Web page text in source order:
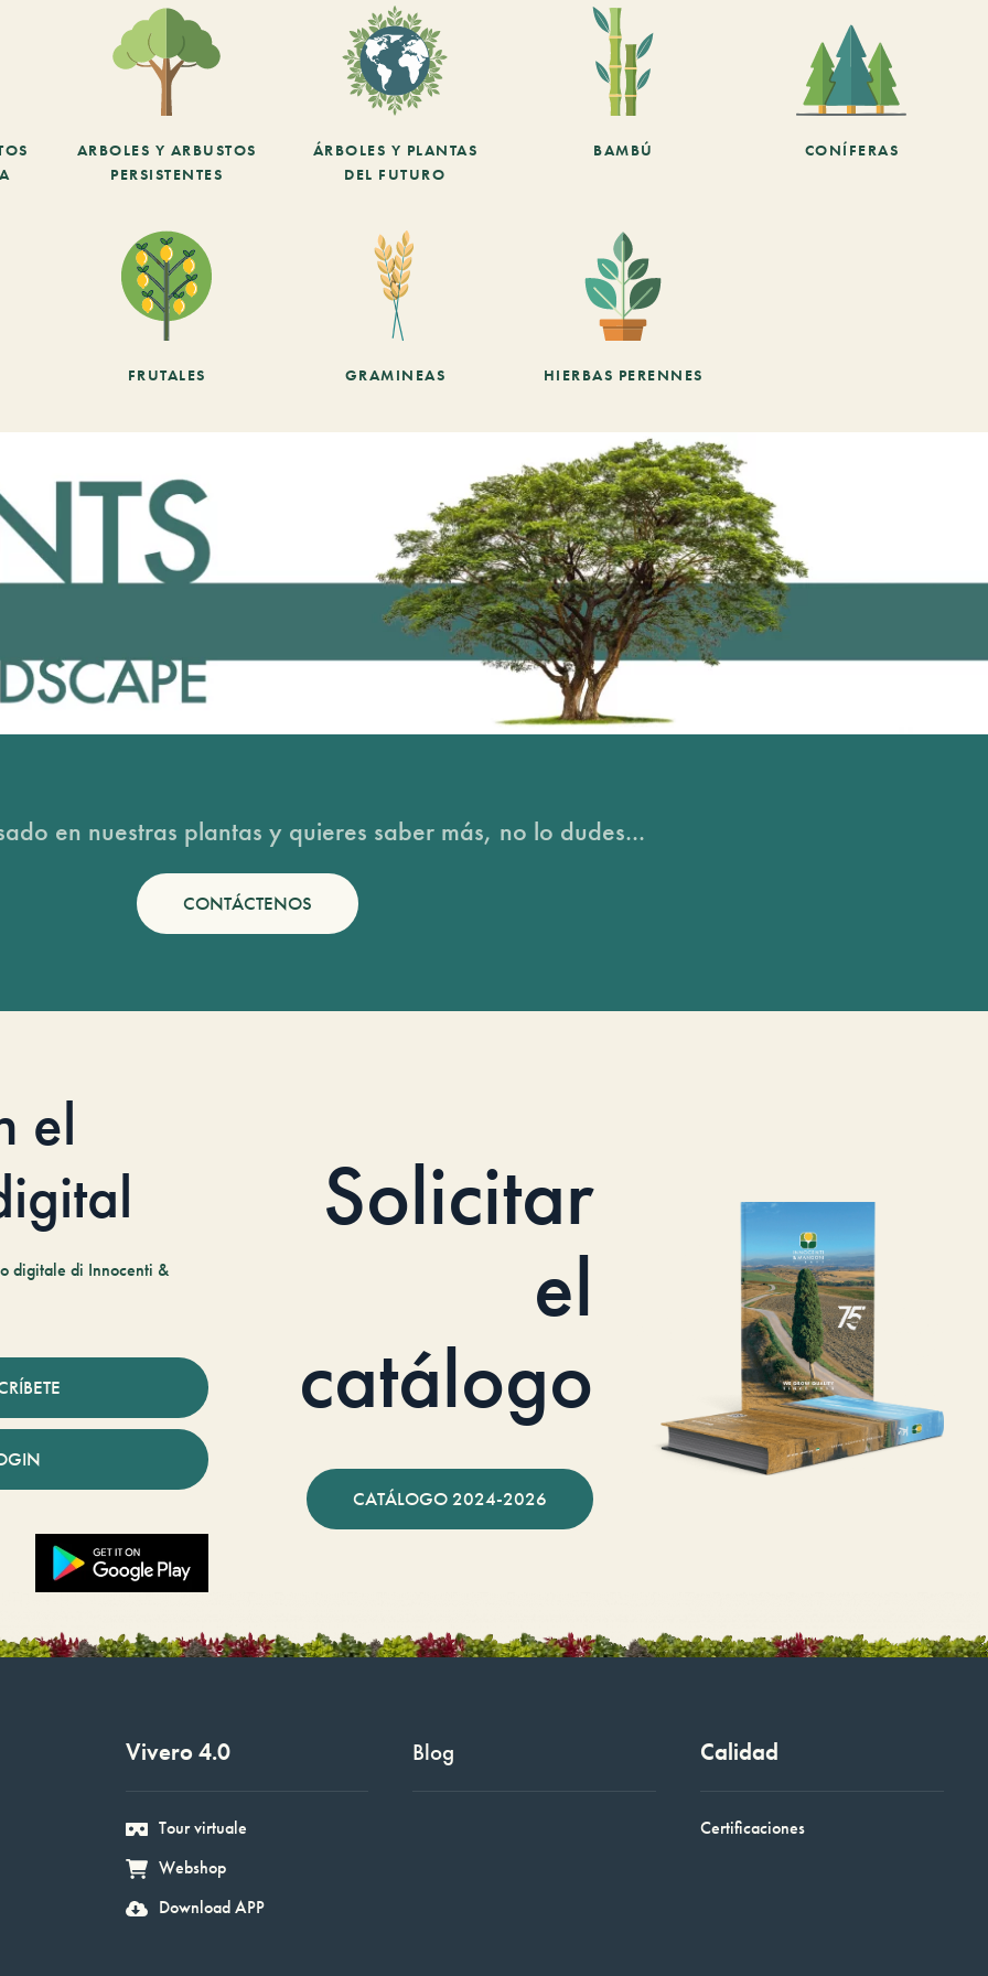
ARBOLES Y ARBUSTOS
PERSISTENTES
ÁRBOLES Y PLANTAS
DEL FUTURO
BAMBÚ CONÍFERAS
FRUTALES GRAMINEAS HIERBAS PERENNES
en nuestras plantas y quieres saber más, no lo dudes...
CONTÁCTENOS
el
digitale di Innocenti &
Solicitar
el
catálogo
CATÁLOGO 2024-2026
Vivero 4.0
Tour virtuale
Webshop
Download APP
Blog Calidad
Certificaciones